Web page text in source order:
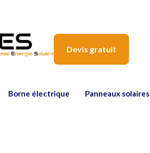
Devis gratuit
Borne électrique Panneaux solaires